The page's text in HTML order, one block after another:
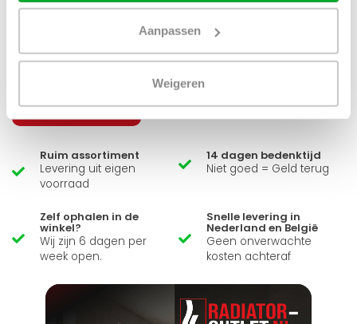
Aanpassen
Weigeren
Simon helpt je graag en kan al je vragen beantwoorden.
Stuur een bericht
Ruim assortiment
Levering uit eigen
voorraad
14 dagen bedenktijd
Niet goed = Geld terug
Zelf ophalen in de
winkel?
Wij zijn 6 dagen per
week open.
Snelle levering in
Nederland en België
Geen onverwachte
kosten achteraf